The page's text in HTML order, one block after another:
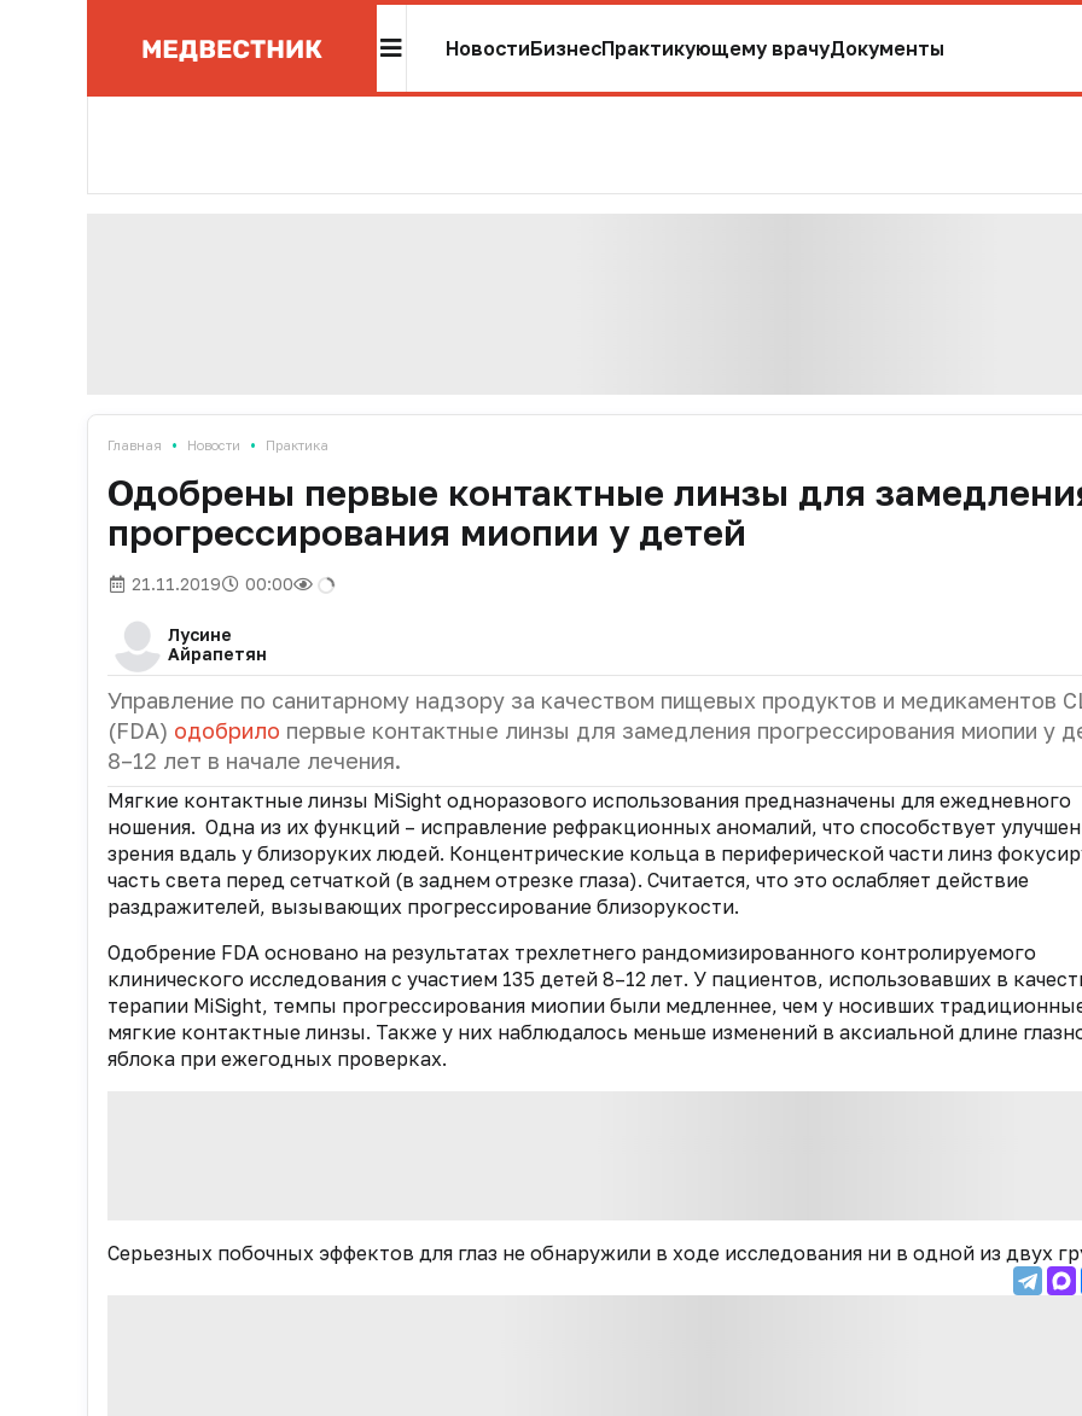
НовостиБизнесПрактикующему врачуДокументы
Главная • Новости • Практика
Одобрены первые контактные линзы для
прогрессирования миопии у детей
21.11.2019 00:00
Лусине
Айрапетян
Управление по санитарному надзору за качеством пищевых продуктов и медикаментов
(FDA) одобрило первые контактные линзы для замедления прогрессирования миопии у
8–12 лет в начале лечения.
Мягкие контактные линзы MiSight одноразового использования предназначены для ежедневного
ношения. Одна из их функций – исправление рефракционных аномалий, что способствует
зрения вдаль у близоруких людей. Концентрические кольца в периферической части линз
часть света перед сетчаткой (в заднем отрезке глаза). Считается, что это ослабляет действие
раздражителей, вызывающих прогрессирование близорукости.
Одобрение FDA основано на результатах трехлетнего рандомизированного контролируемого
клинического исследования с участием 135 детей 8–12 лет. У пациентов, использовавших в
терапии MiSight, темпы прогрессирования миопии были медленнее, чем у носивших
мягкие контактные линзы. Также у них наблюдалось меньше изменений в аксиальной длине
яблока при ежегодных проверках.
Серьезных побочных эффектов для глаз не обнаружили в ходе исследования ни в одной из двух